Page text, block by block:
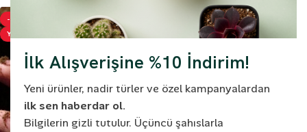
İlk Alışverişine %10 İndirim!
Yeni ürünler, nadir türler ve özel kampanyalardan
ilk sen haberdar ol.
Bilgilerin gizli tutulur. Üçüncü şahıslarla
-40%
YENI